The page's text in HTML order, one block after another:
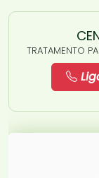
TRATAMENTO